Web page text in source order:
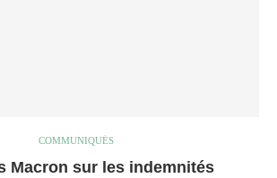
COMMUNIQUÉS
Macron sur les indemnités